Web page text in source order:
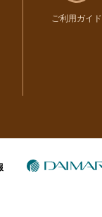
ご利用ガイド